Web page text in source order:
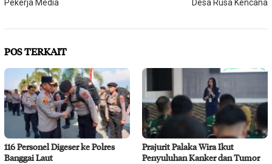
Pekerja Media Desa Rusa Kencana
POS TERKAIT
116 Personel Digeser ke Polres
Banggai Laut
Prajurit Palaka Wira Ikut
Penyuluhan Kanker dan Tumor